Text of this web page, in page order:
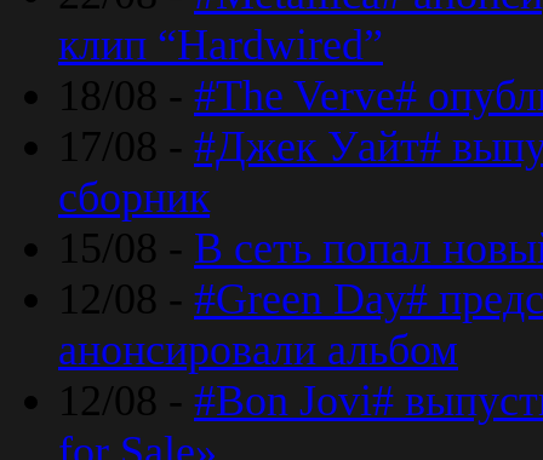
клип “Hardwired”
18/08 - #The Verve#
17/08 - #Джек Уайт#
сборник
15/08 - В сеть попал
12/08 - #Green Day#
анонсировали альбом
12/08 - #Bon Jovi#